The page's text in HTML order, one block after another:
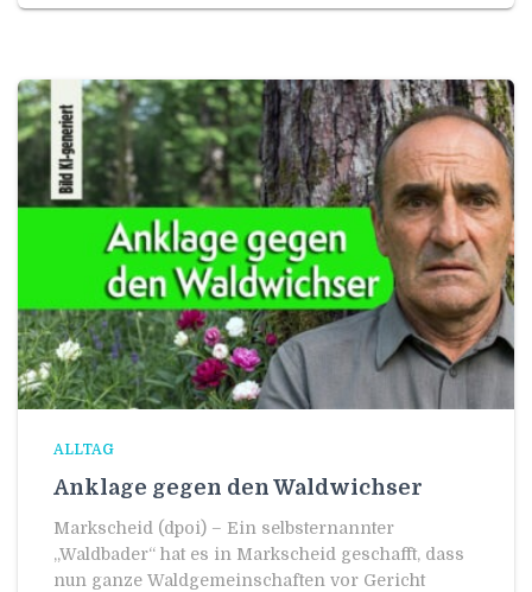
ALLTAG
Anklage gegen den Waldwichser
Markscheid (dpoi) – Ein selbsternannter
„Waldbader“ hat es in Markscheid geschafft, dass
nun ganze Waldgemeinschaften vor Gericht